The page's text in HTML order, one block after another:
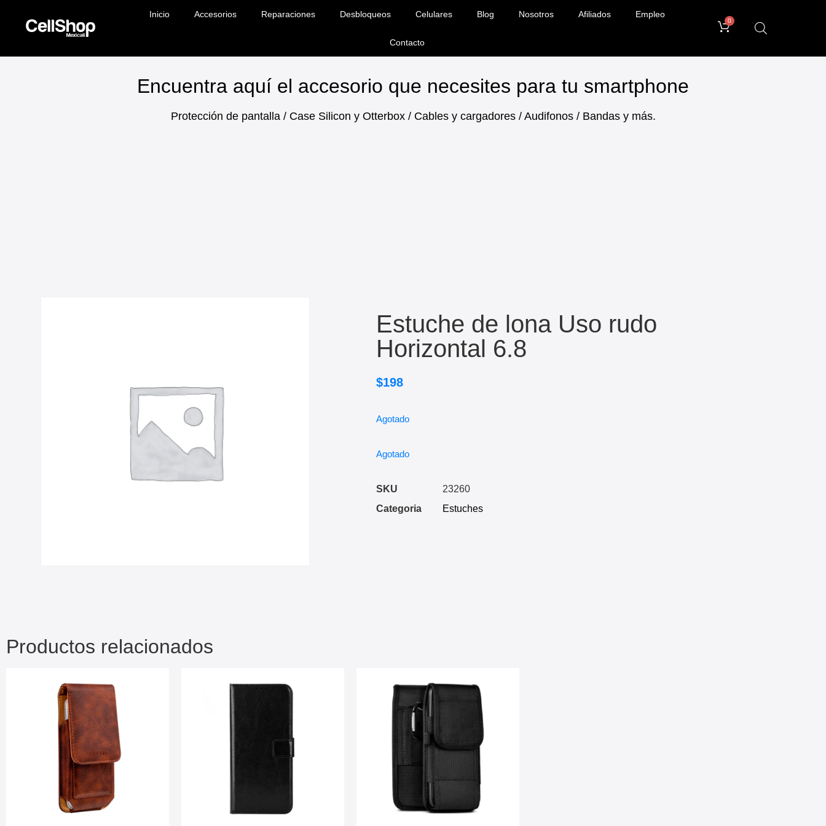
Inicio Accesorios Reparaciones Desbloqueos Celulares Blog Nosotros Afiliados Empleo
Contacto
0
Encuentra aquí el accesorio que necesites para tu smartphone
Protección de pantalla / Case Silicon y Otterbox / Cables y cargadores / Audifonos / Bandas y más.
Estuche de lona Uso rudo
Horizontal 6.8
$198
Agotado
Agotado
SKU
23260
Categoria
Estuches
Productos relacionados